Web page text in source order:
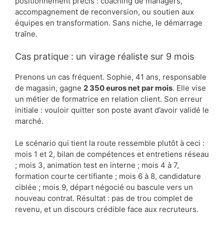
accompagnement de reconversion, ou soutien aux
équipes en transformation. Sans niche, le démarrage
traîne.
Cas pratique : un virage réaliste sur 9 mois
Prenons un cas fréquent. Sophie, 41 ans, responsable
de magasin, gagne 2 350 euros net par mois. Elle vise
un métier de formatrice en relation client. Son erreur
initiale : vouloir quitter son poste avant d’avoir validé le
marché.
Le scénario qui tient la route ressemble plutôt à ceci :
mois 1 et 2, bilan de compétences et entretiens réseau
; mois 3, animation test en interne ; mois 4 à 7,
formation courte certifiante ; mois 6 à 8, candidature
ciblée ; mois 9, départ négocié ou bascule vers un
nouveau contrat. Résultat : pas de trou complet de
revenu, et un discours crédible face aux recruteurs.